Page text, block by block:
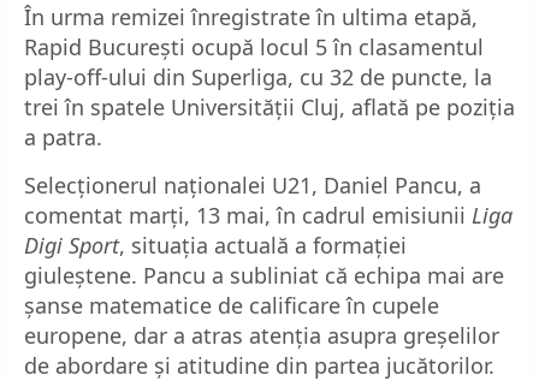
În urma remizei înregistrate în ultima etapă,
Rapid București ocupă locul 5 în clasamentul
play-off-ului din Superliga, cu 32 de puncte, la
trei în spatele Universității Cluj, aflată pe poziția
a patra.
Selecționerul naționalei U21, Daniel Pancu, a
comentat marți, 13 mai, în cadrul emisiunii Liga
Digi Sport, situația actuală a formației
giuleștene. Pancu a subliniat că echipa mai are
șanse matematice de calificare în cupele
europene, dar a atras atenția asupra greșelilor
de abordare și atitudine din partea jucătorilor.